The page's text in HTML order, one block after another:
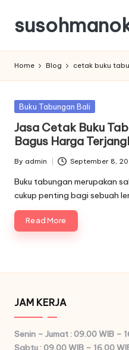
Skip
content
Home Blog cetak buku
Posted
Buku Tabungan Bali
Jasa Cetak Buku
Bagus Harga
Posted
by
By admin September 8,
Buku tabungan merupakan
cukup penting bagi sebuah
Read More
JAM KERJA
Senin – Jumat : 09.00 WIB –
Sabtu : 09.00 WIB – 16.00